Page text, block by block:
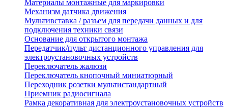
Материалы монтажные для маркировки
Механизм датчика движения
Мультивставка / разъем для передачи данных и для
подключения техники связи
Основание для открытого монтажа
Передатчик/пульт дистанционного управления для
электроустановочных устройств
Переключатель жалюзи
Переключатель кнопочный миниатюрный
Переходник розетки мультистандартный
Приемник радиосигнала
Рамка декоративная для электроустановочных устройств